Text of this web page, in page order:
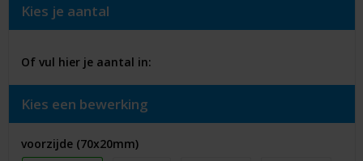
Kies je aantal
Of vul hier je aantal in:
Kies een bewerking
voorzijde (70x20mm)